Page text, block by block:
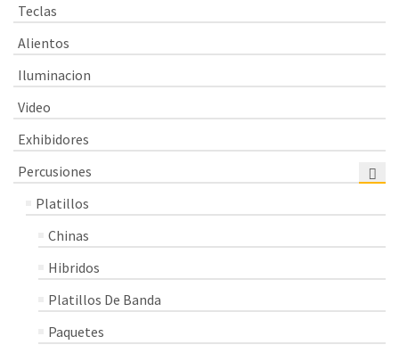
Teclas
Alientos
Iluminacion
Video
Exhibidores
Percusiones
Platillos
Chinas
Hibridos
Platillos De Banda
Paquetes